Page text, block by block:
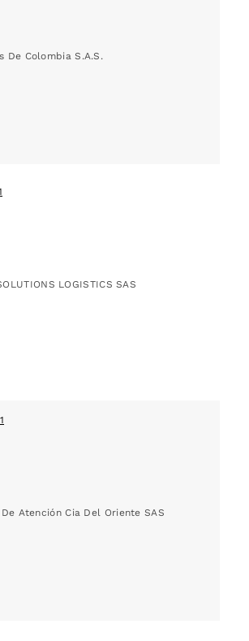
De Colombia S.A.S.
LOGISTICS SAS
Atención Cia Del Oriente SAS